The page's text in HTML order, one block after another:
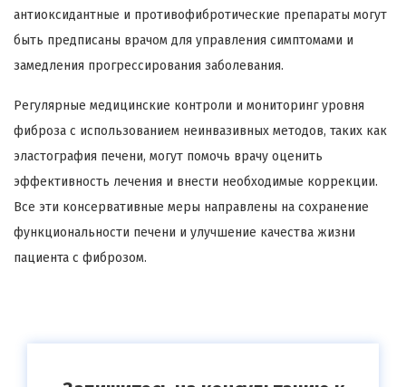
антиоксидантные и противофибротические препараты могут
быть предписаны врачом для управления симптомами и
замедления прогрессирования заболевания.
Регулярные медицинские контроли и мониторинг уровня
фиброза с использованием неинвазивных методов, таких как
эластография печени, могут помочь врачу оценить
эффективность лечения и внести необходимые коррекции.
Все эти консервативные меры направлены на сохранение
функциональности печени и улучшение качества жизни
пациента с фиброзом.